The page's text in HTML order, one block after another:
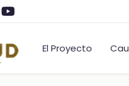
El Proyecto